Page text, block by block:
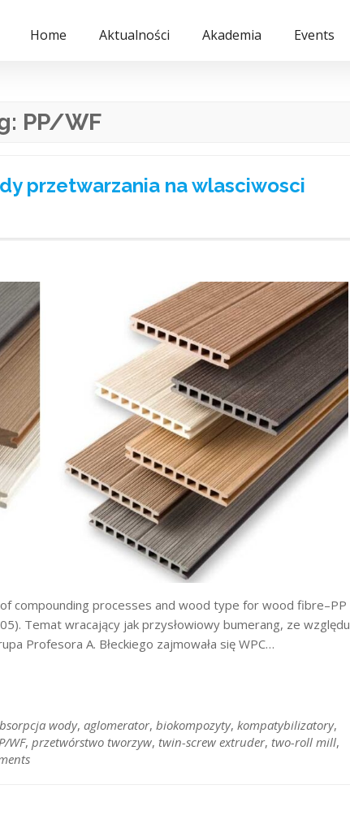
Home Aktualności Akademia Events
PP/WF
przetwarzania na wlasciwosci
compounding processes and wood type for wood fibre–PP
Temat wracający jak przysłowiowy bumerang, ze względu
Profesora A. Błeckiego zajmowała się WPC…
wody, aglomerator, biokompozyty, kompatybilizatory,
WF, przetwórstwo tworzyw, twin-screw extruder, two-roll mill,